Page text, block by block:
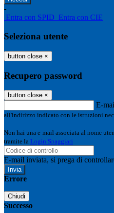
-
Entra con SPID Entra con CIE
Seleziona utente
button close ×
Recupero password
button close ×
E-
all'indirizzo indicato con le istruzioni
Non hai una e-mail associata al nome
tramite la Login Spaggiari
E-mail inviata, si prega di
Errore
Chiudi
Successo